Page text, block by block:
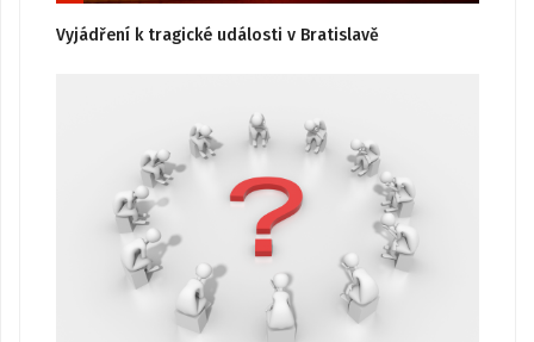
Vyjádření k tragické události v Bratislavě